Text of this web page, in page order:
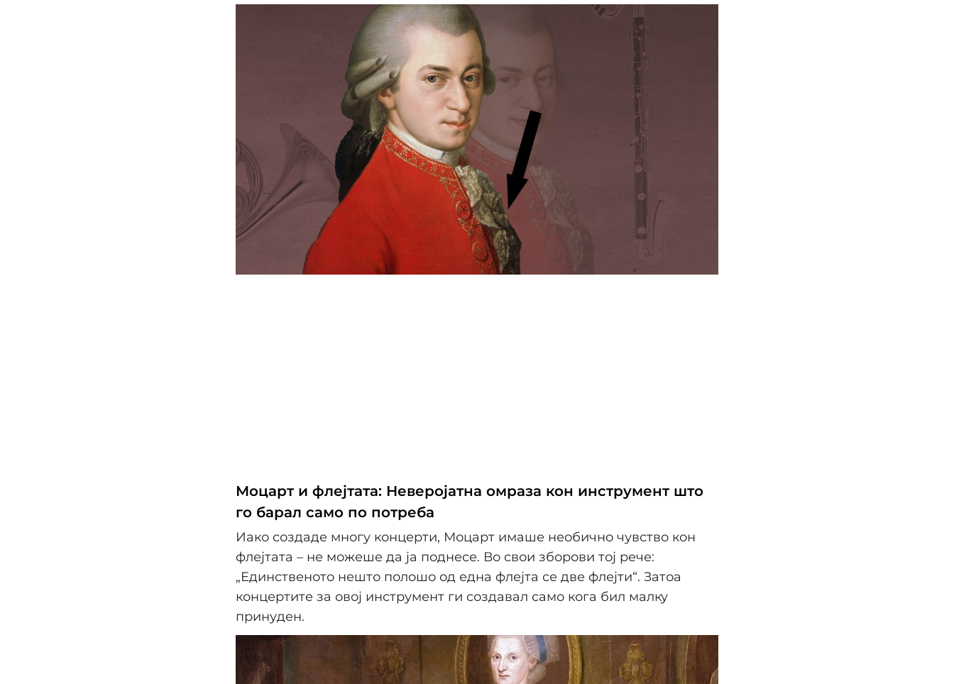
Моцарт и флејтата: Неверојатна омраза кон инструмент што
го барал само по потреба
Иако создаде многу концерти, Моцарт имаше необично чувство кон
флејтата – не можеше да ја поднесе. Во свои зборови тој рече:
„Единственото нешто полошо од една флејта се две флејти“. Затоа
концертите за овој инструмент ги создавал само кога бил малку
принуден.